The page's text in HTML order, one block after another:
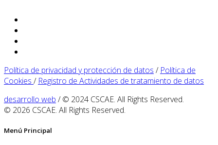
Política de privacidad y protección de datos / Política de
Cookies / Registro de Actividades de tratamiento de datos
desarrollo web / © 2024 CSCAE. All Rights Reserved.
© 2026 CSCAE. All Rights Reserved.
Menú Principal